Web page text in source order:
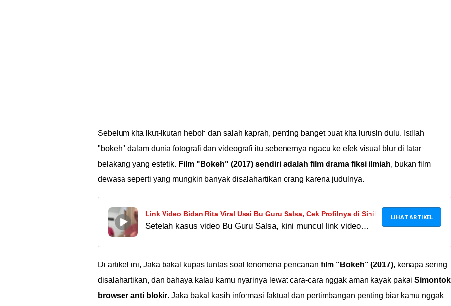
Sebelum kita ikut-ikutan heboh dan salah kaprah, penting banget buat kita lurusin dulu. Istilah
"bokeh" dalam dunia fotografi dan videografi itu sebenernya ngacu ke efek visual blur di latar
belakang yang estetik. Film "Bokeh" (2017) sendiri adalah film drama fiksi ilmiah, bukan film
dewasa seperti yang mungkin banyak disalahartikan orang karena judulnya.
Link Video Bidan Rita Viral Usai Bu Guru Salsa, Cek Profilnya di Sini!
Setelah kasus video Bu Guru Salsa, kini muncul link video
LIHAT ARTIKEL
Di artikel ini, Jaka bakal kupas tuntas soal fenomena pencarian film "Bokeh" (2017), kenapa sering
disalahartikan, dan bahaya kalau kamu nyarinya lewat cara-cara nggak aman kayak pakai Simontok
browser anti blokir. Jaka bakal kasih informasi faktual dan pertimbangan penting biar kamu nggak